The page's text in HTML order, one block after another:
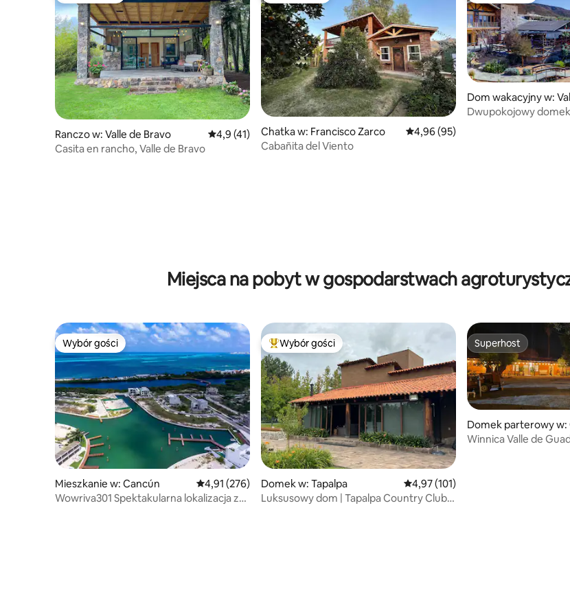
Ranczo w: Valle de Bravo Średnia ocena: 4,9 na 5, liczba recenzji: 41
4,9 (41)
Casita en rancho, Valle de Bravo
Chatka w: Francisco Zarco Średnia ocena: 4,96 na 5, liczba
4,96 (95)
Cabañita del Viento
Dom wakacyjny w:
Guadalupe
Dwupokojowy
Miejsca na pobyt w gospodarstwach
Wybór gości
Wybór gości
Mieszkanie w: Cancún Średnia ocena: 4,91 na 5, liczba recenzji: 276
4,91 (276)
Wowriva301 Spektakularna lokalizacja z
Najpopularniejsze z kategorii Wybór gości
Wybór gości
Domek w: Tapalpa Średnia ocena: 4,97 na 5, liczba
4,97 (101)
Luksusowy dom | Tapalpa Country Club |
Superhost
Superhost
Domek parterowy w:
lupe
Winnica Valle de